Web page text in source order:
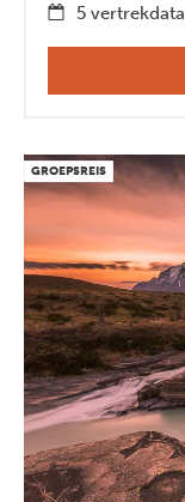
5 vertrekdata
GROEPSREIS